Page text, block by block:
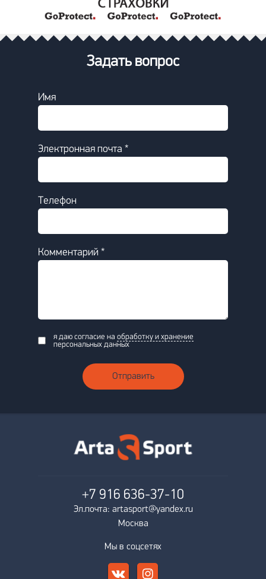
Задать вопрос
Имя
Электронная почта *
Телефон
Комментарий *
я даю согласие на обработку и хранение
персональных данных
Отправить
+7 916 636-37-10
Эл.почта: artasport@yandex.ru
Москва
Мы в соцсетях